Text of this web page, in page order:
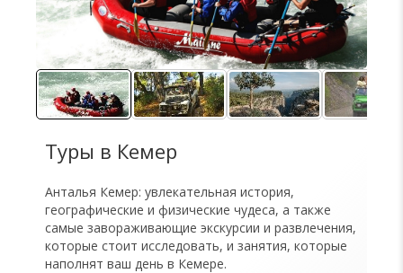
Туры в Кемер
Анталья Кемер: увлекательная история,
географические и физические чудеса, а также
самые завораживающие экскурсии и развлечения,
которые стоит исследовать, и занятия, которые
наполнят ваш день в Кемере.